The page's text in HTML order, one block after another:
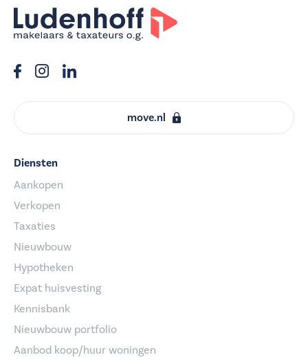
move.nl
Diensten
Aankopen
Verkopen
Taxaties
Nieuwbouw
Hypotheken
Expat huisvesting
Kennisbank
Nieuwbouw portfolio
Aanbod koop/huur woningen